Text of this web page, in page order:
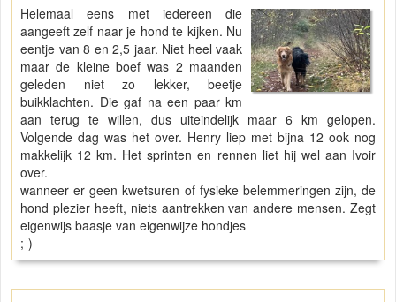
Helemaal eens met iedereen die
aangeeft zelf naar je hond te kijken. Nu
eentje van 8 en 2,5 jaar. Niet heel vaak
maar de kleine boef was 2 maanden
geleden niet zo lekker, beetje
buikklachten. Die gaf na een paar km
aan terug te willen, dus uiteindelijk maar 6 km gelopen.
Volgende dag was het over. Henry liep met bijna 12 ook nog
makkelijk 12 km. Het sprinten en rennen liet hij wel aan Ivoir
over.
wanneer er geen kwetsuren of fysieke belemmeringen zijn, de
hond plezier heeft, niets aantrekken van andere mensen. Zegt
eigenwijs baasje van eigenwijze hondjes
;-)